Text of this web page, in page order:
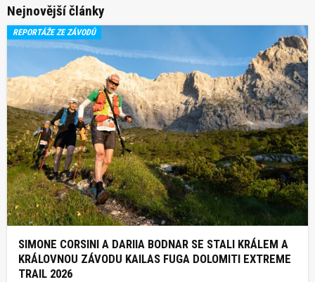
Nejnovější články
REPORTÁŽE ZE ZÁVODŮ
SIMONE CORSINI A DARIIA BODNAR SE STALI KRÁLEM A
KRÁLOVNOU ZÁVODU KAILAS FUGA DOLOMITI EXTREME
TRAIL 2026